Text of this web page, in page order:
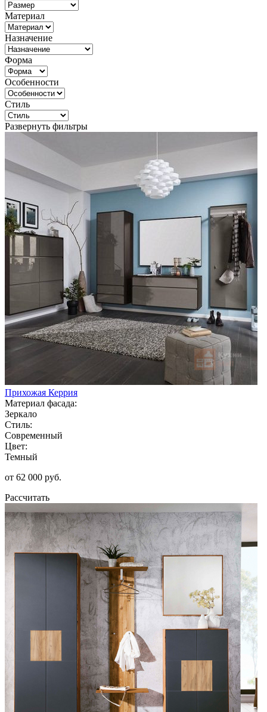
Материал
Назначение
Форма
Особенности
Стиль
Развернуть фильтры
Прихожая Керрия
Материал фасада:
Зеркало
Стиль:
Современный
Цвет:
Темный
от 62 000 руб.
Рассчитать